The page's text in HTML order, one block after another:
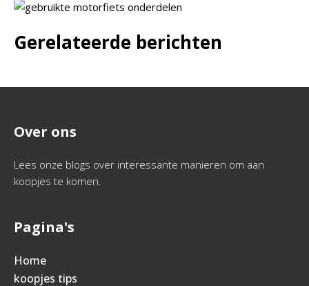
Gerelateerde berichten
Over ons
Lees onze blogs over interessante manieren om aan
koopjes te komen.
Pagina's
Home
koopjes tips